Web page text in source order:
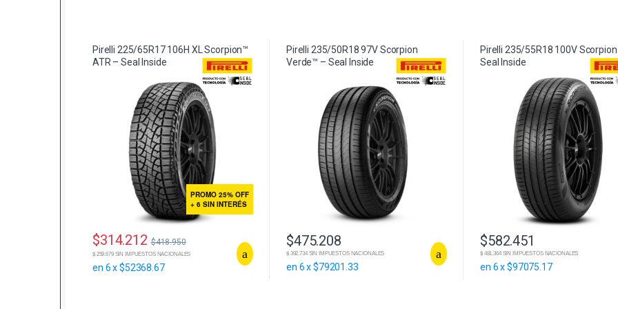
Pirelli 225/65R17 106H XL Scorpion™
ATR – Seal Inside
PROMO 25% OFF
+ 6 SIN INTERÉS
$314.212 $418.950
$ 259.679 SIN IMPUESTOS NACIONALES
en 6 x $52368.67
Pirelli 235/50R18 97V Scorpion
Verde™ – Seal Inside
$475.208
$ 392.734 SIN IMPUESTOS NACIONALES
en 6 x $79201.33
Pirelli 235/55R18 100V
Seal Inside
$582.451
$ 481.364 SIN IMPUESTOS NACIONALES
en 6 x $97075.17